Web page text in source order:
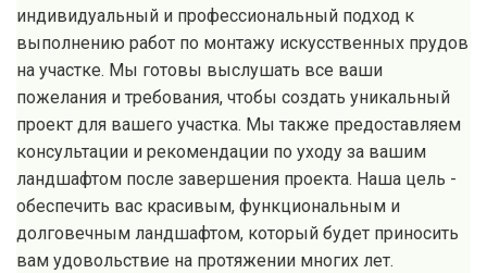
индивидуальный и профессиональный подход к
выполнению работ по монтажу искусственных прудов
на участке. Мы готовы выслушать все ваши
пожелания и требования, чтобы создать уникальный
проект для вашего участка. Мы также предоставляем
консультации и рекомендации по уходу за вашим
ландшафтом после завершения проекта. Наша цель -
обеспечить вас красивым, функциональным и
долговечным ландшафтом, который будет приносить
вам удовольствие на протяжении многих лет.